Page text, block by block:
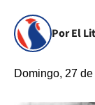
Por El
Domingo, 27